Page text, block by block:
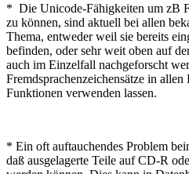
* Die Unicode-Fähigkeiten um zB
zu können, sind aktuell bei allen
Thema, entweder weil sie bereits
befinden, oder sehr weit oben auf
auch im Einzelfall nachgeforscht
Fremdsprachenzeichensätze in
Funktionen verwenden lassen.
* Ein oft auftauchendes Problem
daß ausgelagerte Teile auf CD-R